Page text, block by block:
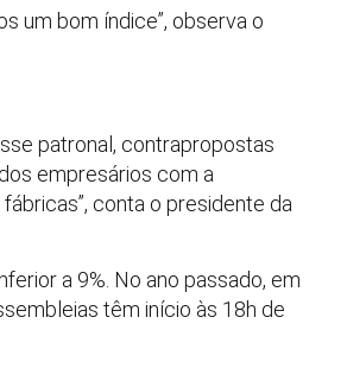
um bom índice”, observa o
patronal, contrapropostas
empresários com a
conta o presidente da
a 9%. No ano passado, em
têm início às 18h de